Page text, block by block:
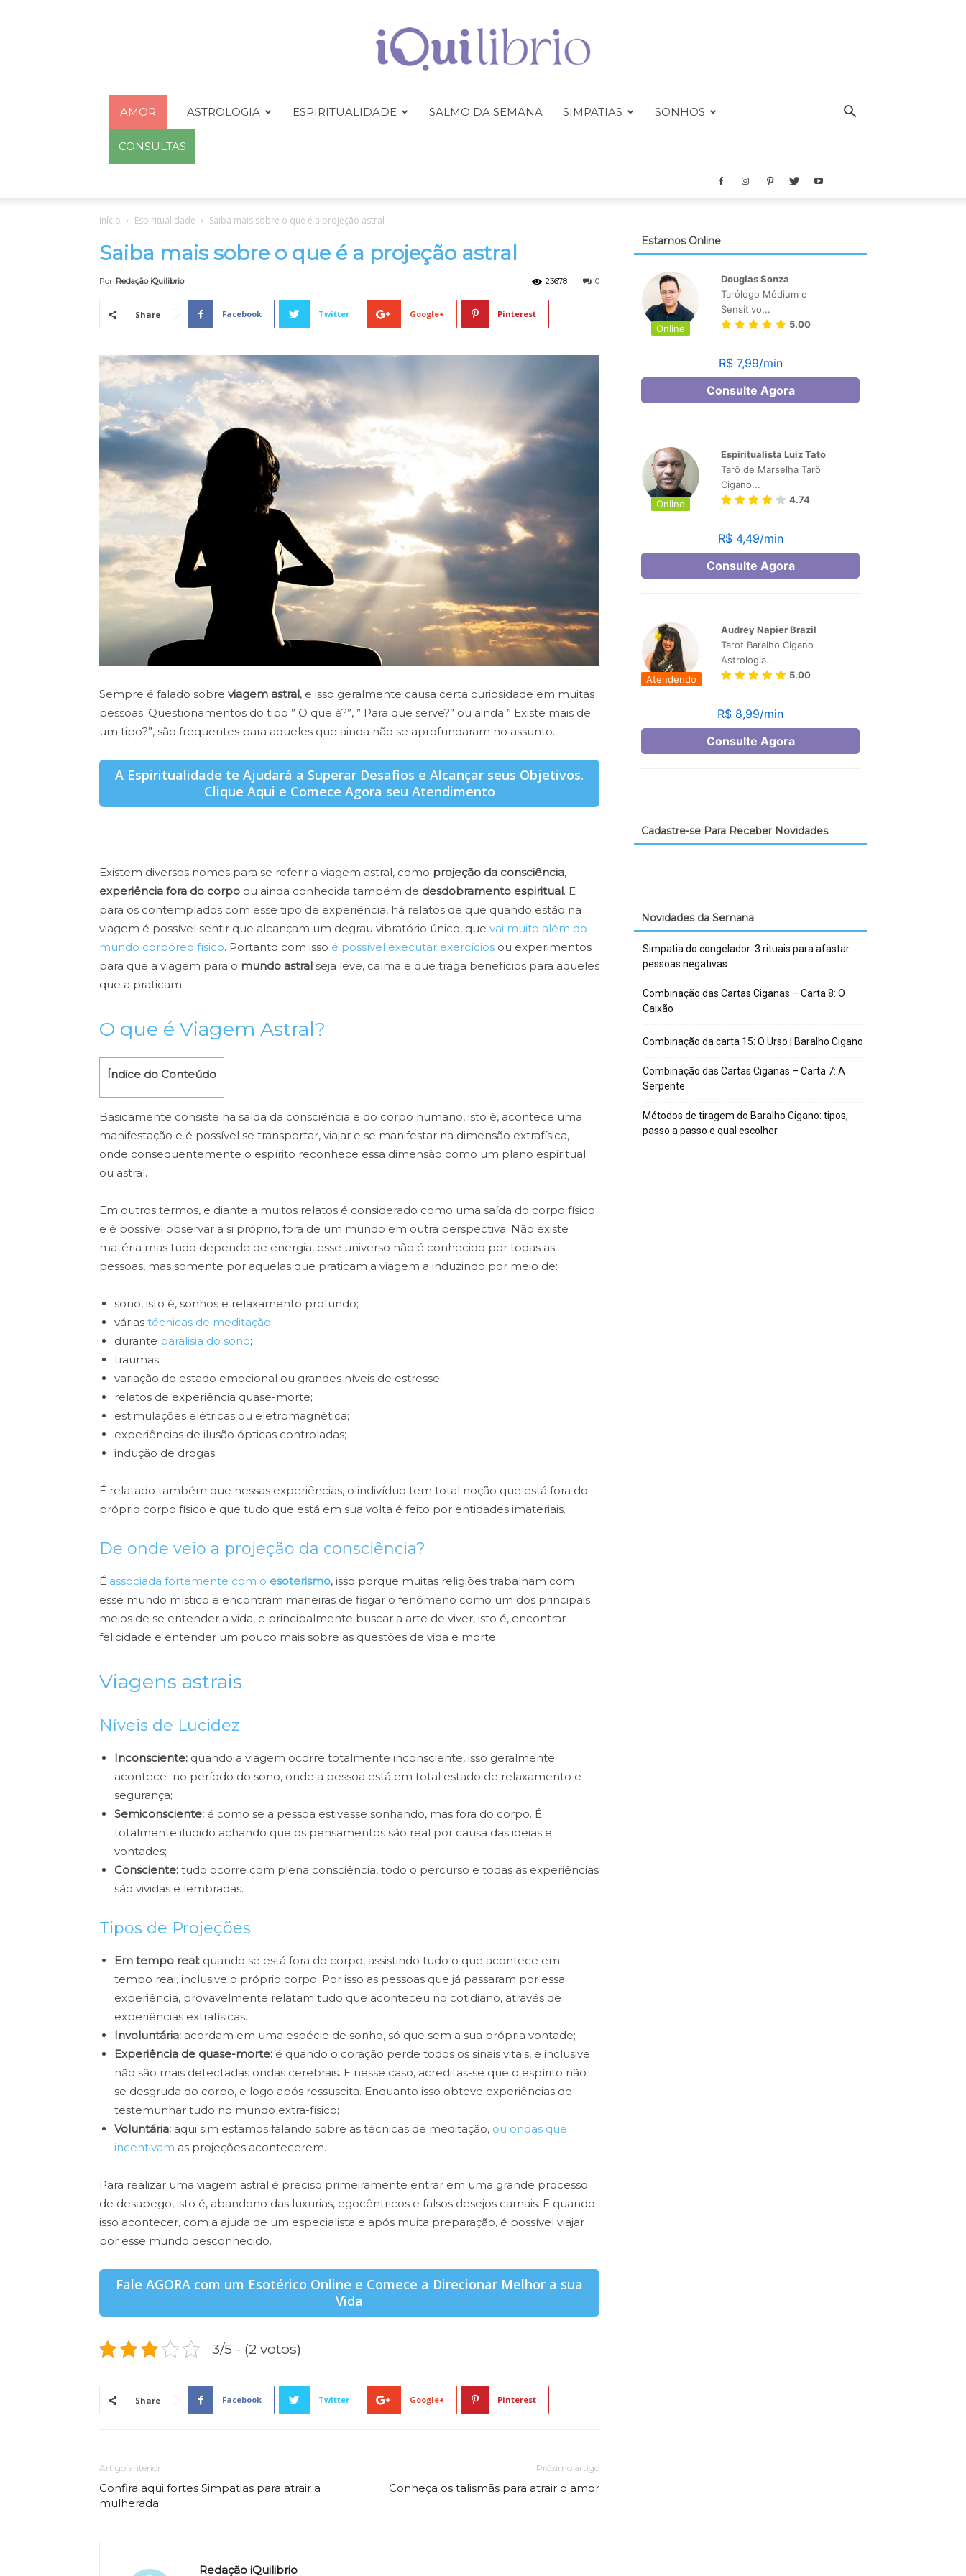
iQuilibrio
AMOR ASTROLOGIA ESPIRITUALIDADE SALMO DA SEMANA SIMPATIAS SONHOS
CONSULTAS
Início Espiritualidade Saiba mais sobre o que é a projeção astral
Saiba mais sobre o que é a projeção astral
Por Redação iQuilibrio 0
23678
Share Facebook Twitter Google+ Pinterest
Sempre é falado sobre viagem astral, e isso geralmente causa certa curiosidade em muitas
pessoas. Questionamentos do tipo ” O que é?”, ” Para que serve?” ou ainda ” Existe mais de
um tipo?”, são frequentes para aqueles que ainda não se aprofundaram no assunto.
A Espiritualidade te Ajudará a Superar Desafios e Alcançar seus Objetivos.
Clique Aqui e Comece Agora seu Atendimento
Existem diversos nomes para se referir a viagem astral, como projeção da consciência,
experiência fora do corpo ou ainda conhecida também de desdobramento espiritual. E
para os contemplados com esse tipo de experiência, há relatos de que quando estão na
viagem é possível sentir que alcançam um degrau vibratório único, que vai muito além do
mundo corpóreo físico. Portanto com isso é possível executar exercícios ou experimentos
para que a viagem para o mundo astral seja leve, calma e que traga benefícios para aqueles
que a praticam.
O que é Viagem Astral?
Índice do Conteúdo
Basicamente consiste na saída da consciência e do corpo humano, isto é, acontece uma
manifestação e é possível se transportar, viajar e se manifestar na dimensão extrafísica,
onde consequentemente o espírito reconhece essa dimensão como um plano espiritual
ou astral.
Em outros termos, e diante a muitos relatos é considerado como uma saída do corpo físico
e é possível observar a si próprio, fora de um mundo em outra perspectiva. Não existe
matéria mas tudo depende de energia, esse universo não é conhecido por todas as
pessoas, mas somente por aquelas que praticam a viagem a induzindo por meio de:
sono, isto é, sonhos e relaxamento profundo;
várias técnicas de meditação;
durante paralisia do sono;
traumas;
variação do estado emocional ou grandes níveis de estresse;
relatos de experiência quase-morte;
estimulações elétricas ou eletromagnética;
experiências de ilusão ópticas controladas;
indução de drogas.
É relatado também que nessas experiências, o indivíduo tem total noção que está fora do
próprio corpo físico e que tudo que está em sua volta é feito por entidades imateriais.
De onde veio a projeção da consciência?
É associada fortemente com o esoterismo, isso porque muitas religiões trabalham com
esse mundo místico e encontram maneiras de fisgar o fenômeno como um dos principais
meios de se entender a vida, e principalmente buscar a arte de viver, isto é, encontrar
felicidade e entender um pouco mais sobre as questões de vida e morte.
Viagens astrais
Níveis de Lucidez
Inconsciente: quando a viagem ocorre totalmente inconsciente, isso geralmente
acontece no período do sono, onde a pessoa está em total estado de relaxamento e
segurança;
Semiconsciente: é como se a pessoa estivesse sonhando, mas fora do corpo. É
totalmente iludido achando que os pensamentos são real por causa das ideias e
vontades;
Consciente: tudo ocorre com plena consciência, todo o percurso e todas as experiências
são vividas e lembradas.
Tipos de Projeções
Em tempo real: quando se está fora do corpo, assistindo tudo o que acontece em
tempo real, inclusive o próprio corpo. Por isso as pessoas que já passaram por essa
experiência, provavelmente relatam tudo que aconteceu no cotidiano, através de
experiências extrafísicas.
Involuntária: acordam em uma espécie de sonho, só que sem a sua própria vontade;
Experiência de quase-morte: é quando o coração perde todos os sinais vitais, e inclusive
não são mais detectadas ondas cerebrais. E nesse caso, acreditas-se que o espírito não
se desgruda do corpo, e logo após ressuscita. Enquanto isso obteve experiências de
testemunhar tudo no mundo extra-físico;
Voluntária: aqui sim estamos falando sobre as técnicas de meditação, ou ondas que
incentivam as projeções acontecerem.
Para realizar uma viagem astral é preciso primeiramente entrar em uma grande processo
de desapego, isto é, abandono das luxurias, egocêntricos e falsos desejos carnais. E quando
isso acontecer, com a ajuda de um especialista e após muita preparação, é possível viajar
por esse mundo desconhecido.
Fale AGORA com um Esotérico Online e Comece a Direcionar Melhor a sua
Vida
3/5 - (2 votos)
Share Facebook Twitter Google+ Pinterest
Artigo anterior
Confira aqui fortes Simpatias para atrair a
mulherada
Próximo artigo
Conheça os talismãs para atrair o amor
Redação iQuilibrio
Estamos Online
Cadastre-se Para Receber Novidades
Novidades da Semana
Simpatia do congelador: 3 rituais para afastar
pessoas negativas
Combinação das Cartas Ciganas – Carta 8: O
Caixão
Combinação da carta 15: O Urso | Baralho Cigano
Combinação das Cartas Ciganas – Carta 7: A
Serpente
Métodos de tiragem do Baralho Cigano: tipos,
passo a passo e qual escolher